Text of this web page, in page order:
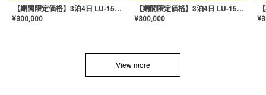
【期間限定価格】3泊4日 LU-1501(Pink)
¥300,000
【期間限定価格】3泊4日 LU-1501(Yellow)
¥300,000 ¥
View more